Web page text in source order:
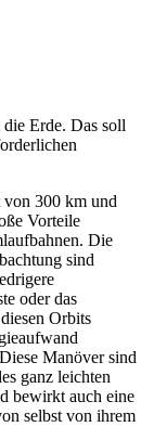
Erde. Das soll
von 300 km und
Vorteile
Die
sind
oder das
Orbits
Manöver sind
ganz leichten
bewirkt auch eine
selbst von ihrem